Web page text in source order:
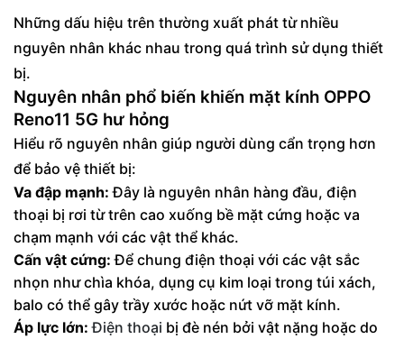
Những dấu hiệu trên thường xuất phát từ nhiều
nguyên nhân khác nhau trong quá trình sử dụng thiết
bị.
Nguyên nhân phổ biến khiến mặt kính OPPO
Reno11 5G hư hỏng
Hiểu rõ nguyên nhân giúp người dùng cẩn trọng hơn
để bảo vệ thiết bị:
Va đập mạnh: Đây là nguyên nhân hàng đầu, điện
thoại bị rơi từ trên cao xuống bề mặt cứng hoặc va
chạm mạnh với các vật thể khác.
Cấn vật cứng: Để chung điện thoại với các vật sắc
nhọn như chìa khóa, dụng cụ kim loại trong túi xách,
balo có thể gây trầy xước hoặc nứt vỡ mặt kính.
Áp lực lớn: Điện thoại bị đè nén bởi vật nặng hoặc do